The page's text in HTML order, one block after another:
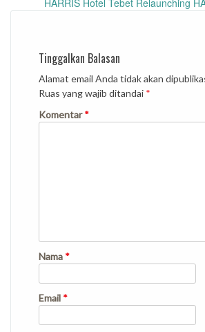
HARRIS Hotel Tebet Relaunching
Tinggalkan Balasan
Alamat email Anda tidak akan
Ruas yang wajib ditandai *
Komentar*
Nama *
Email *